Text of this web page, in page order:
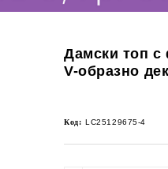
Дамски топ с
V-образно
Код: LC25129675-4